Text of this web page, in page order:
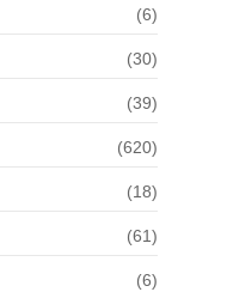
(6)
(30)
(39)
(620)
(18)
(61)
(6)